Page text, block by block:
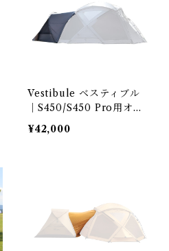
Vestibule ベスティブル
｜S450/S450 Pro用オプ
ション
¥42,000